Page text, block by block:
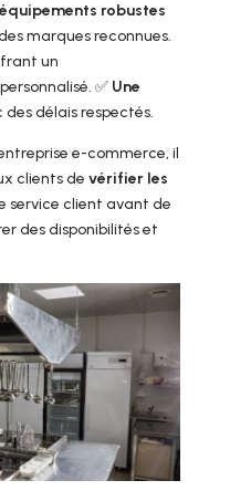
robustes
marques reconnues.
un
✅ Une
des délais respectés.
e-commerce, il
clients de vérifier les
service client avant de
des disponibilités et